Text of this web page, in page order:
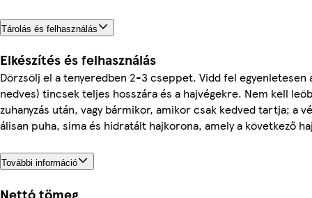
Tárolás és felhasználás
Elkészítés és felhasználás
Dörzsölj el a tenyeredben 2-3 cseppet. Vidd fel egyenletesen
nedves) tincsek teljes hosszára és a hajvégekre. Nem kell
zuhanyzás után, vagy bármikor, amikor csak kedved tartja; a
álisan puha, sima és hidratált hajkorona, amely a következő
További információ